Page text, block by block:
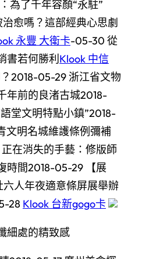
為了千年容顏“永駐”
愈嗎？這部經典心思劇
永豐 大衛卡-05-30 從
書若何勝利 Klook 中信
2018-05-29 浙江省文物
年前的良渚古城2018-
堂文明特點小鎮”2018-
文明名城維護條例彌補
在消失的手藝：修版師
時間2018-05-29 【展
人年夜適意條屏展舉辦
28 Klook 台新gogo卡
細處的精致感